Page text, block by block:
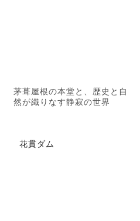
茅葺屋根の本堂と、歴史と自
然が織りなす静寂の世界
花貫ダム